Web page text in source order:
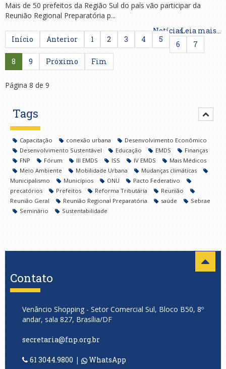
Mais de 50 prefeitos da Região Sul do país vão participar da
Reunião Regional Preparatória p...
NotíciasLeia mais...
Início
Anterior 1 2 3 4 5
6
7
8
9 Próximo Fim
Página 8 de 9
Tags
Capacitação conexão urbana
Desenvolvimento Econômico
Desenvolvimento Sustentável
Educação EMDS
Finanças
FNP
Fórum III EMDS ISS IV EMDS
Mais Médicos
Meio Ambiente
Mobilidade Urbana
Mudanças climáticas
Municipalismo
Municípios ONU
Pacto Federativo
precatórios
Prefeitos Reforma Tributária
Reunião
Reunião Geral
Reunião Regional Preparatória saúde
Sebrae
Seminário
Sustentabilidade
Contato
Venâncio Shopping - Setor Comercial Sul, Bloco B50, 8º
andar, sala 827, Brasília/DF
secretaria@fnp.org.br
61 3044.9800 | WhatsApp